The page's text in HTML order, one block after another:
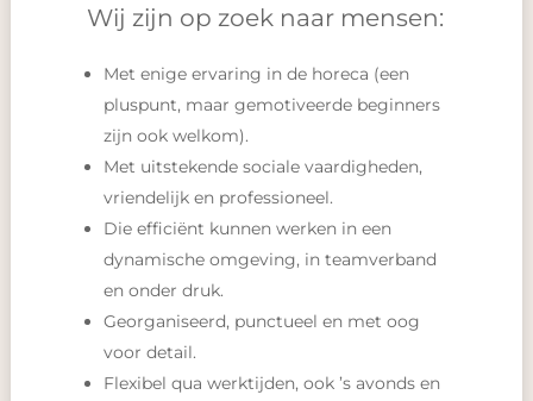
Wij zijn op zoek naar mensen:
Met enige ervaring in de horeca (een
pluspunt, maar gemotiveerde beginners
zijn ook welkom).
Met uitstekende sociale vaardigheden,
vriendelijk en professioneel.
Die efficiënt kunnen werken in een
dynamische omgeving, in teamverband
en onder druk.
Georganiseerd, punctueel en met oog
voor detail.
Flexibel qua werktijden, ook ’s avonds en